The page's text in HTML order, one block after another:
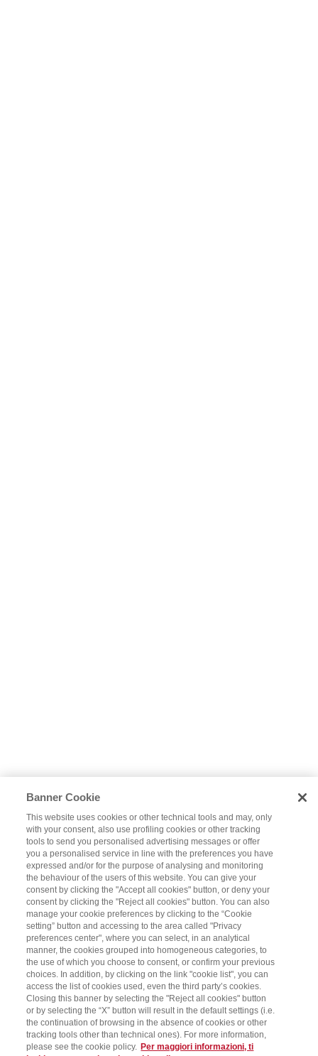
Banner Cookie
This website uses cookies or other technical tools and may, only
with your consent, also use profiling cookies or other tracking
tools to send you personalised advertising messages or offer
you a personalised service in line with the preferences you have
expressed and/or for the purpose of analysing and monitoring
the behaviour of the users of this website. You can give your
consent by clicking the "Accept all cookies" button, or deny your
consent by clicking the "Reject all cookies" button. You can also
manage your cookie preferences by clicking to the “Cookie
setting” button and accessing to the area called "Privacy
preferences center", where you can select, in an analytical
manner, the cookies grouped into homogeneous categories, to
the use of which you choose to consent, or confirm your previous
choices. In addition, by clicking on the link "cookie list", you can
access the list of cookies used, even the third party’s cookies.
Closing this banner by selecting the "Reject all cookies" button
or by selecting the “X” button will result in the default settings (i.e.
the continuation of browsing in the absence of cookies or other
tracking tools other than technical ones). For more information,
please see the cookie policy. Per maggiori informazioni, ti